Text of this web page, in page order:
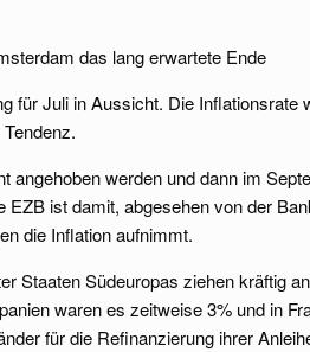
das lang erwartete Ende
für Juli in Aussicht. Die Inflationsrate
werden und dann im
ist damit, abgesehen von der
die Inflation aufnimmt.
Staaten Südeuropas ziehen kräftig
waren es zeitweise 3% und in
für die Refinanzierung ihrer